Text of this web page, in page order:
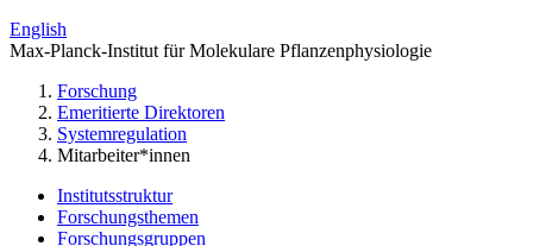
English
Max-Planck-Institut für Molekulare Pflanzenphysiologie
Forschung
Emeritierte Direktoren
Systemregulation
Mitarbeiter*innen
Institutsstruktur
Forschungsthemen
Forschungsgruppen